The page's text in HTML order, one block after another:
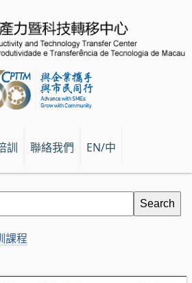
訓 聯絡我們 EN/中
課程